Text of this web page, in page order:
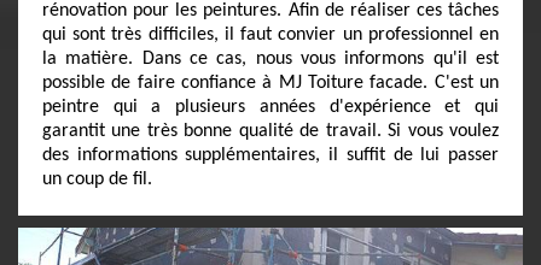
rénovation pour les peintures. Afin de réaliser ces tâches
qui sont très difficiles, il faut convier un professionnel en
la matière. Dans ce cas, nous vous informons qu'il est
possible de faire confiance à MJ Toiture facade. C'est un
peintre qui a plusieurs années d'expérience et qui
garantit une très bonne qualité de travail. Si vous voulez
des informations supplémentaires, il suffit de lui passer
un coup de fil.